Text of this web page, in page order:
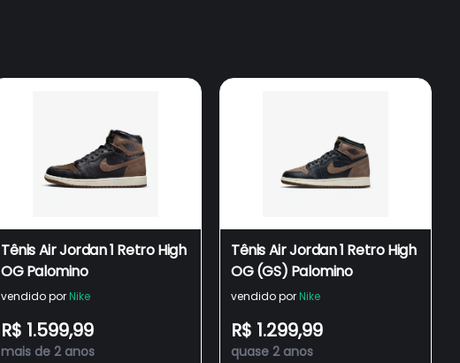
Tênis Air Jordan 1 Retro High
OG Palomino
vendido por Nike
R$ 1.599,99
mais de 2 anos
Tênis Air Jordan 1 Retro High
OG (GS) Palomino
vendido por Nike
R$ 1.299,99
quase 2 anos